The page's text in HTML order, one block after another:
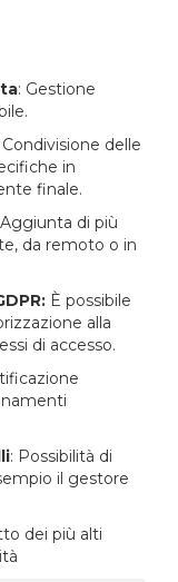
: Gestione
Condivisione delle
in
finale.
di più
da remoto o in
È possibile
alla
di accesso.
: Possibilità di
il gestore
dei più alti